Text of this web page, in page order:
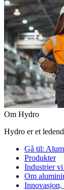
Om Hydro
Hydro er et
Gå til:
Produkter
Industrier
Om